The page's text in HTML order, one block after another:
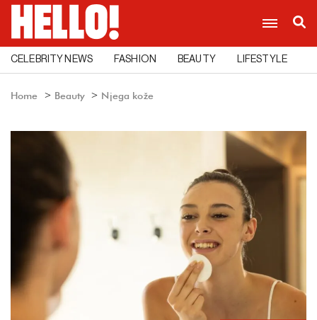
CELEBRITY NEWS FASHION BEAUTY LIFESTYLE
Home Beauty Njega kože